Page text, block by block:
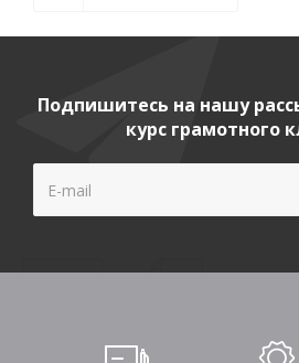
Подпишитесь на нашу
курс грамотного